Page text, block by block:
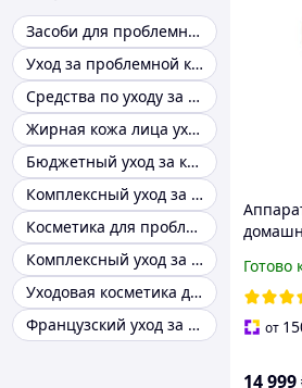
Засоби для проблемної шкіри обличчя
Уход за проблемной кожей лица
Средства по уходу за лицом
Жирная кожа лица уход
Бюджетный уход за кожей лица
Комплексный уход за кожей лица
Косметика для проблемной кожи лица
Комплексный уход за лицом
Уходовая косметика для проблемной кожи
Французский уход за лицом
Nano
Готово
от
14 999